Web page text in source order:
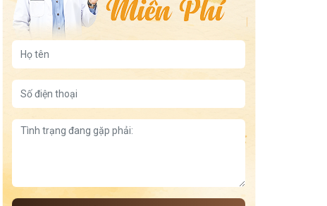
đông trùng hạ thảo tăng cường sinh lý
chi phí điều trị xuất tinh sớm
rối loạn cương dương do thủ dâm